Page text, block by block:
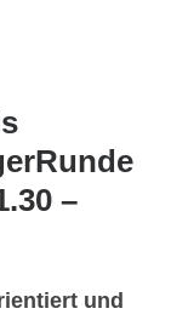
–
und